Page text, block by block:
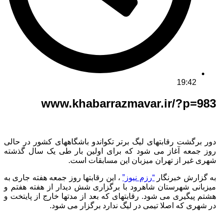
19:42
www.khabarrazmavar.ir/?p=983
دور برگشت رقابتهای لیگ برتر تکواندو باشگاههای کشور در حالی
روز جمعه آغاز می شود که برای اولین بار طی یک سال گذشته
شهری غیر از تهران میزبان این مسابقات است.
به گزارش خبرنگار“رزم نیوز”، این رقابتها روز جمعه هفته جاری به
میزبانی شهرستان شاهرود با برگزاری شش دیدار از هفته هفتم و
هشتم پیگیری می شود. رقابتهای که بعد از مدتها خارج از پایتخت و
در شهری که اصلا تیمی در لیگ ندارد برگزار می شود.